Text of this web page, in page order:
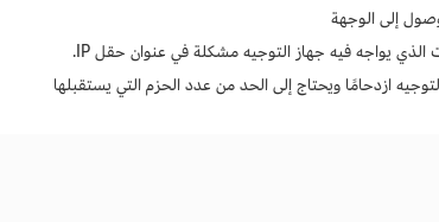
إلى الوجهة